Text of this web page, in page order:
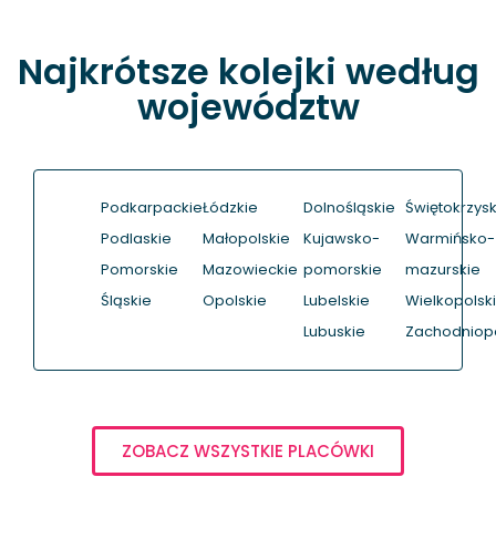
Najkrótsze kolejki według
województw
Podkarpackie
Podlaskie
Pomorskie
Śląskie
Łódzkie
Małopolskie
Mazowieckie
Opolskie
Dolnośląskie
Kujawsko-
pomorskie
Lubelskie
Lubuskie
Warmińsko-
mazurskie
ZOBACZ WSZYSTKIE PLACÓWKI